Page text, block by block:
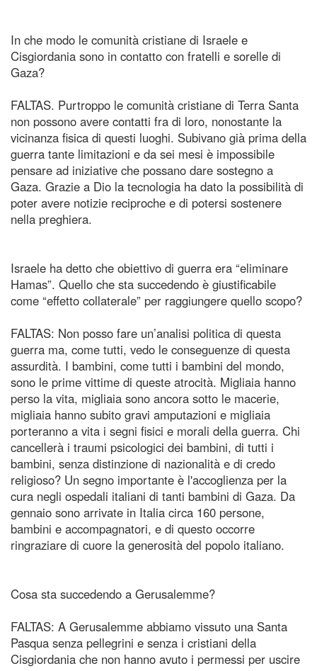
In che modo le comunità cristiane di Israele e
Cisgiordania sono in contatto con fratelli e sorelle di
Gaza?
FALTAS. Purtroppo le comunità cristiane di Terra Santa
non possono avere contatti fra di loro, nonostante la
vicinanza fisica di questi luoghi. Subivano già prima della
guerra tante limitazioni e da sei mesi è impossibile
pensare ad iniziative che possano dare sostegno a
Gaza. Grazie a Dio la tecnologia ha dato la possibilità di
poter avere notizie reciproche e di potersi sostenere
nella preghiera.
Israele ha detto che obiettivo di guerra era “eliminare
Hamas”. Quello che sta succedendo è giustificabile
come “effetto collaterale” per raggiungere quello scopo?
FALTAS: Non posso fare un’analisi politica di questa
guerra ma, come tutti, vedo le conseguenze di questa
assurdità. I bambini, come tutti i bambini del mondo,
sono le prime vittime di queste atrocità. Migliaia hanno
perso la vita, migliaia sono ancora sotto le macerie,
migliaia hanno subito gravi amputazioni e migliaia
porteranno a vita i segni fisici e morali della guerra. Chi
cancellerà i traumi psicologici dei bambini, di tutti i
bambini, senza distinzione di nazionalità e di credo
religioso? Un segno importante è l'accoglienza per la
cura negli ospedali italiani di tanti bambini di Gaza. Da
gennaio sono arrivate in Italia circa 160 persone,
bambini e accompagnatori, e di questo occorre
ringraziare di cuore la generosità del popolo italiano.
Cosa sta succedendo a Gerusalemme?
FALTAS: A Gerusalemme abbiamo vissuto una Santa
Pasqua senza pellegrini e senza i cristiani della
Cisgiordania che non hanno avuto i permessi per uscire